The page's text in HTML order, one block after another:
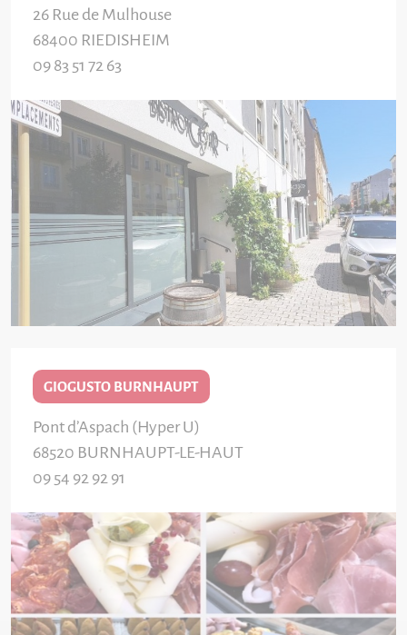
26 Rue de Mulhouse
68400 RIEDISHEIM
09 83 51 72 63
GIOGUSTO BURNHAUPT
Pont d’Aspach (Hyper U)
68520 BURNHAUPT-LE-HAUT
09 54 92 92 91